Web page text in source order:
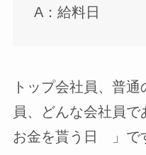
A：給料日
トップ会社員、普
員、どんな会社員
お金を貰う日 」で